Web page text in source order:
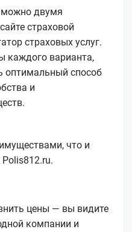
двумя
страховой
страховых услуг.
каждого варианта,
оптимальный способ
и
что и
цены — вы видите
компании и